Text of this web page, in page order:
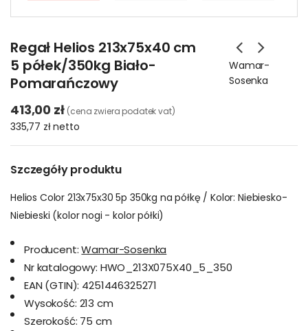
Regał Helios 213x75x40 cm
5 półek/350kg Biało-
Pomarańczowy
Wamar-
Sosenka
413,00 zł (cena zwiera podatek vat)
335,77 złnetto
Szczegóły produktu
Helios Color 213x75x30 5p 350kg na półkę / Kolor: Niebiesko-
Niebieski (kolor nogi - kolor półki)
Producent: Wamar-Sosenka
Nr katalogowy: HWO_213X075X40_5_350
EAN (GTIN): 4251446325271
Wysokość: 213 cm
Szerokość: 75 cm